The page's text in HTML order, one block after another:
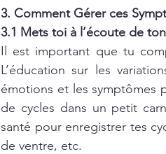
3. Comment Gérer ces
3.1 Mets toi à l’écoute de
Il est important que tu
L’éducation sur les
émotions et les symptômes
de cycles dans un petit
santé pour enregistrer tes
de ventre, etc.